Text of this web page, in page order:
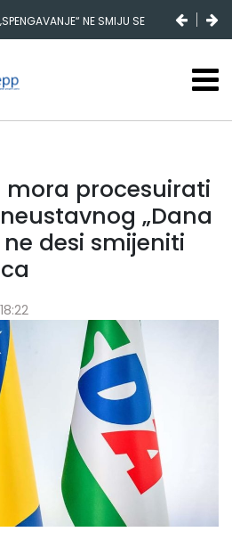
NE SMIJU SE
mora procesuirati
„Dana
ne desi smijeniti